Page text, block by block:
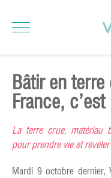
Bâtir en
France,
La terre crue, matériau
pour prendre vie et
Mardi 9 octobre dernier,